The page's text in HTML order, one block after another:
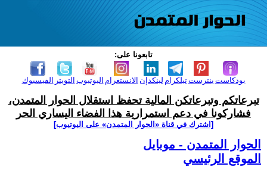
تابعونا على:
الفيسبوك التويتر اليوتيوب الانستغرام لينكدإن تيلكرامبنترست بودكاست
تبرعاتكم وتبرعاتكن المالية تحفظ استقلال الحوار المتمدن،
فشاركونا في دعم استمرارية هذا الفضاء اليساري الحر
[اشترك في قناة ‫«الحوار المتمدن» على اليوتيوب]
الحوار المتمدن - موبايل
الموقع الرئيسي